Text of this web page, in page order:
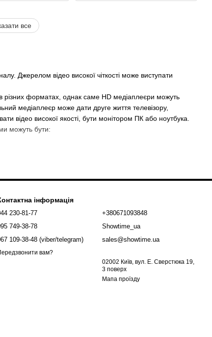
Джерелом відео високої чіткості може виступати
різних форматах, однак саме HD медіаплеєри можуть
медіаплеєр може дати друге життя телевізору,
відео високої якості, бути монітором ПК або ноутбука.
можуть бути:
YouTube, Picasaweb і ін., А також прослуховування
з вимогами, яким він повинен відповідати.
все
інформація
230-81-77
749-38-78
109-38-48 (viber/telegram)
вам?
+380671093848
Showtime_ua
sales@showtime.ua
02002 Київ, вул. Е. Сверстюка 19,
3 поверх
Мапа проїзду